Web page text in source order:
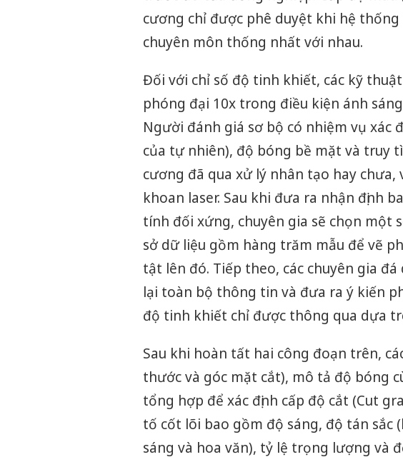
cương chỉ được phê duyệt khi hệ
chuyên môn thống nhất với nhau.
Đối với chỉ số độ tinh khiết, các kỹ
phóng đại 10x trong điều kiện ánh
Người đánh giá sơ bộ có nhiệm vụ xác
của tự nhiên), độ bóng bề mặt và truy
cương đã qua xử lý nhân tạo hay
khoan laser. Sau khi đưa ra nhận định
tính đối xứng, chuyên gia sẽ chọn một
sở dữ liệu gồm hàng trăm mẫu để vẽ
tật lên đó. Tiếp theo, các chuyên gia
lại toàn bộ thông tin và đưa ra ý kiến
độ tinh khiết chỉ được thông qua dựa
Sau khi hoàn tất hai công đoạn trên,
thước và góc mặt cắt), mô tả độ bóng
tổng hợp để xác định cấp độ cắt (Cut
tố cốt lõi bao gồm độ sáng, độ tán sắc
sáng và hoa văn), tỷ lệ trọng lượng và